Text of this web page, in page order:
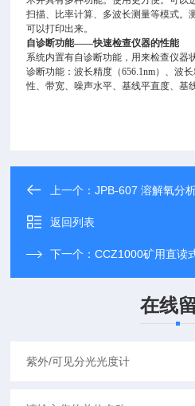
扫描、比率计算、多波长测量等模式。
可以打印出来。
自诊断功能——快速检查仪器的性能
系统内置有自诊断功能，用来检查仪器
诊断功能：波长精度（656.1nm）、波
性、带宽、噪声水平、基线平直度、基
上一个：JPB-607 溶解氧分
返回列表
下一个：CCZ1000矿用直读
在线